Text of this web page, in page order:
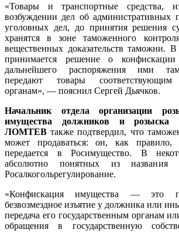
«Товары и транспортные средства,
возбуждении дел об административных
уголовных дел, до принятия решения
хранятся в зоне таможенного
вещественных доказательств таможни.
принимается решение о
дальнейшего распоряжения ими
передают товары соответствующим
органам», — пояснил Сергей Дьячков.
Начальник отдела организации
имущества должников и розыска
ЛОМТЕВ также подтвердил, что
может продаваться: он, как правило,
передается в Росимущество. В
абсолютно понятных из
Росалкогольрегулирование.
«Конфискация имущества — это
безвозмездное изъятие у должника или
передача его государственным органам
обращения в государственную